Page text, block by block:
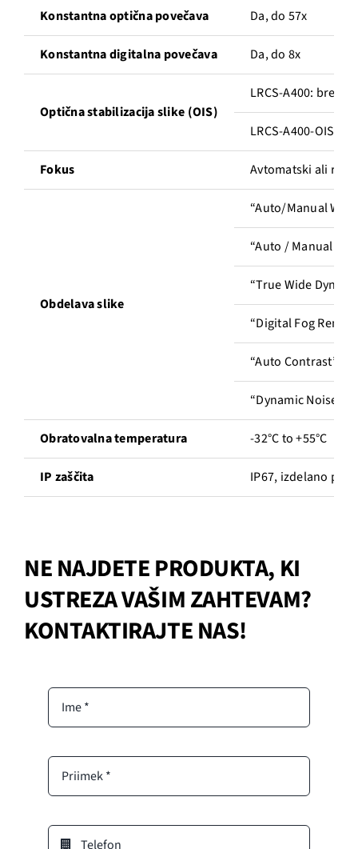
Konstantna optična povečava Da, do 57x
Konstantna digitalna povečava Da, do 8x
Optična stabilizacija slike (OIS)
LRCS-A400: brez
LRCS-A400-OIS: z
Fokus Avtomatski ali
Obdelava slike
“Auto/Manual
“Auto / Manual
“True Wide
“Digital Fog
“Auto Contrast”
“Dynamic Noise
Obratovalna temperatura -32°C to +55°C
IP zaščita IP67, izdelano po
NE NAJDETE PRODUKTA, KI
USTREZA VAŠIM ZAHTEVAM?
KONTAKTIRAJTE NAS!